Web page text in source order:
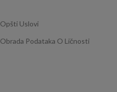
Opšti Uslovi
Obrada Podataka O Ličnosti